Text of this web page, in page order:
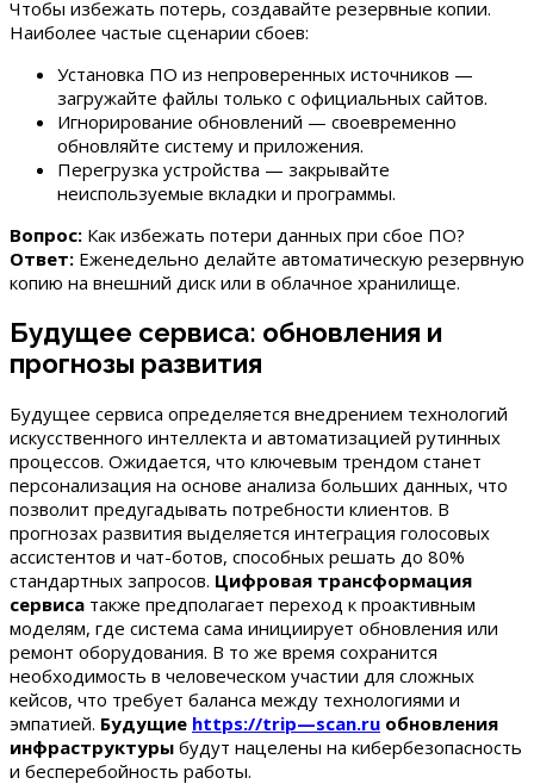
Чтобы избежать потерь, создавайте резервные копии.
Наиболее частые сценарии сбоев:
Установка ПО из непроверенных источников —
загружайте файлы только с официальных сайтов.
Игнорирование обновлений — своевременно
обновляйте систему и приложения.
Перегрузка устройства — закрывайте
неиспользуемые вкладки и программы.
Вопрос: Как избежать потери данных при сбое ПО?
Ответ: Еженедельно делайте автоматическую резервную
копию на внешний диск или в облачное хранилище.
Будущее сервиса: обновления и
прогнозы развития
Будущее сервиса определяется внедрением технологий
искусственного интеллекта и автоматизацией рутинных
процессов. Ожидается, что ключевым трендом станет
персонализация на основе анализа больших данных, что
позволит предугадывать потребности клиентов. В
прогнозах развития выделяется интеграция голосовых
ассистентов и чат-ботов, способных решать до 80%
стандартных запросов. Цифровая трансформация
сервиса также предполагает переход к проактивным
моделям, где система сама инициирует обновления или
ремонт оборудования. В то же время сохранится
необходимость в человеческом участии для сложных
кейсов, что требует баланса между технологиями и
эмпатией. Будущие https://trip—scan.ru обновления
инфраструктуры будут нацелены на кибербезопасность
и бесперебойность работы.